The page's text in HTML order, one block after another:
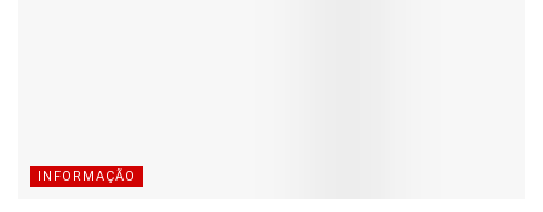
INFORMAÇÃO